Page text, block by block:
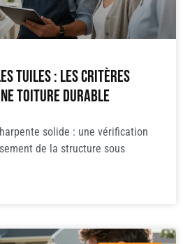
tuiles : les critères
toiture durable
solide : une vérification
de la structure sous